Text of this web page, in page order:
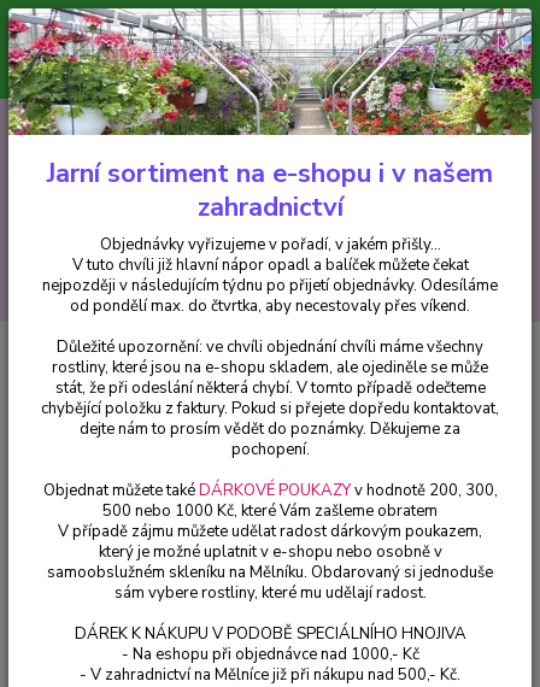
Minimální hodnota pro odeslání z e-shopu je 300 Kč.
V tuto chvíli již hlavní nápor objednávek opadl a balíček můžete čekat
nejpozději v následujícím týdnu po přijetí objednávky. Objednávky
vyřizujeme v pořadí, v jakém přišly...
CZK
Hledat
+420 602 223 614 0ks
za0 Kč
Bylinky a léčivky
Řepík lékařský (Agrimonie eupatoria) - cena za
kus v 3-kusovém balení
Řepík lékařský (Agrimonie
eupatoria) - cena za kus v 3-
kusovém balení
Jarní sortiment na e-shopu i v našem
zahradnictví
Objednávky vyřizujeme v pořadí, v jakém přišly...
V tuto chvíli již hlavní nápor opadl a balíček můžete čekat
nejpozději v následujícím týdnu po přijetí objednávky. Odesíláme
od pondělí max. do čtvrtka, aby necestovaly přes víkend.
Důležité upozornění: ve chvíli objednání chvíli máme všechny
rostliny, které jsou na e-shopu skladem, ale ojediněle se může
stát, že při odeslání některá chybí. V tomto případě odečteme
chybějící položku z faktury. Pokud si přejete dopředu kontaktovat,
dejte nám to prosím vědět do poznámky. Děkujeme za
pochopení.
Objednat můžete takéDÁRKOVÉ POUKAZYv hodnotě 200, 300,
500 nebo 1000 Kč, které Vám zašleme obratem
V případě zájmu můžete udělat radost dárkovým poukazem,
který je možné uplatnit v e-shopu nebo osobně v
samoobslužném skleníku na Mělníku. Obdarovaný si jednoduše
sám vybere rostliny, které mu udělají radost.
DÁREK K NÁKUPU V PODOBĚ SPECIÁLNÍHO HNOJIVA
- Na eshopu při objednávce nad 1000,- Kč
- V zahradnictví na Mělníce již při nákupu nad 500,- Kč.